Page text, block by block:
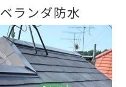
ベランダ防水